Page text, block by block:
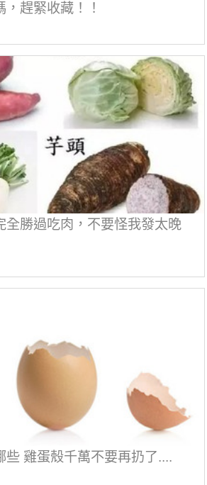
趕緊收藏！！
全勝過吃肉，不要怪我發太晚
些 雞蛋殼千萬不要再扔了....